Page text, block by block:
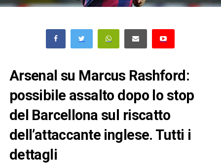
Arsenal su Marcus Rashford:
possibile assalto dopo lo stop
del Barcellona sul riscatto
dell’attaccante inglese. Tutti i
dettagli